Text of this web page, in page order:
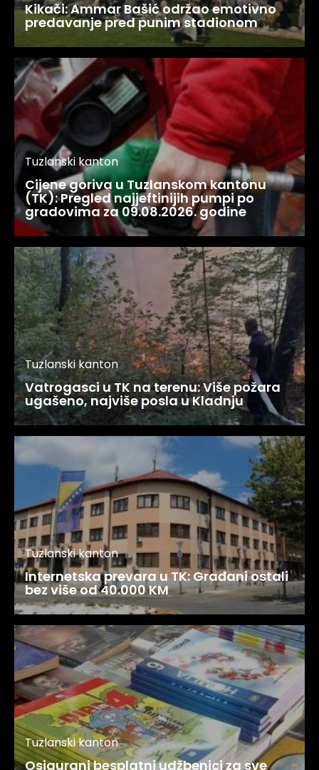
Kikači: Ammar Bašić održao emotivno
predavanje pred punim stadionom
Tuzlanski kanton
Cijene goriva u Tuzlanskom kantonu
(TK): Pregled najjeftinijih pumpi po
gradovima za 09.08.2026. godine
Tuzlanski kanton
Vatrogasci u TK na terenu: Više požara
ugašeno, najviše posla u Kladnju
Tuzlanski kanton
Internetska prevara u TK: Građani ostali
bez više od 40.000 KM
Tuzlanski kanton
Osigurani besplatni udžbenici za sve